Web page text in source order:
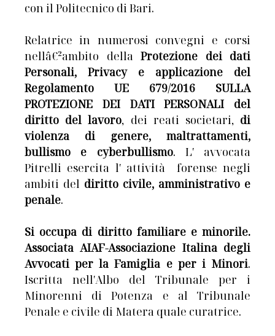
con il Politecnico di Bari.
Relatrice in numerosi convegni e corsi
nellâ€²ambito della Protezione dei dati
Personali, Privacy e applicazione del
Regolamento UE 679/2016 SULLA
PROTEZIONE DEI DATI PERSONALI del
diritto del lavoro, dei reati societari, di
violenza di genere, maltrattamenti,
bullismo e cyberbullismo. L′ avvocata
Pitrelli esercita l′ attività forense negli
ambiti del diritto civile, amministrativo e
penale.
Si occupa di diritto familiare e minorile.
Associata AIAF-Associazione Italina degli
Avvocati per la Famiglia e per i Minori.
Iscritta nell′Albo del Tribunale per i
Minorenni di Potenza e al Tribunale
Penale e civile di Matera quale curatrice.